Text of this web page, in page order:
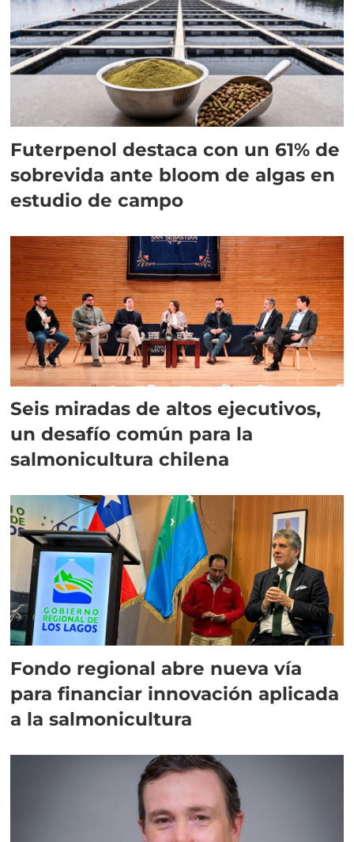
Futerpenol destaca con un 61% de
sobrevida ante bloom de algas en
estudio de campo
Seis miradas de altos ejecutivos,
un desafío común para la
salmonicultura chilena
Fondo regional abre nueva vía
para financiar innovación aplicada
a la salmonicultura